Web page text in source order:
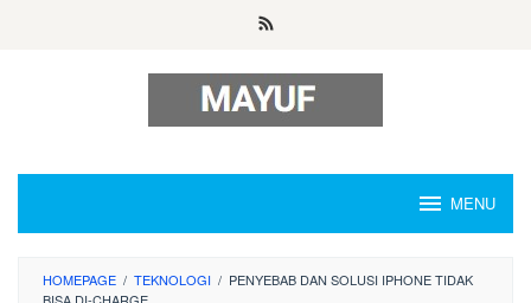
MENU
HOMEPAGE / TEKNOLOGI / PENYEBAB DAN SOLUSI IPHONE TIDAK